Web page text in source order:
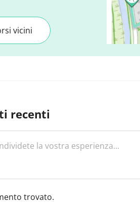
vicini
recenti
trovato.